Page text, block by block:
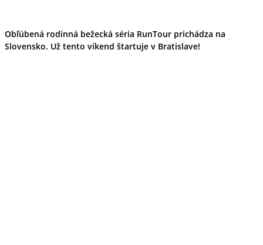
Obľúbená rodinná bežecká séria RunTour prichádza na
Slovensko. Už tento víkend štartuje v Bratislave!